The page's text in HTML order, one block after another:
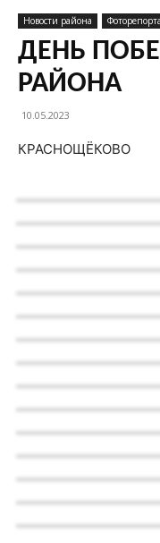
Новости района
ДЕНЬ
РАЙОНА
10.05.2023
КРАСНОЩЁКОВО